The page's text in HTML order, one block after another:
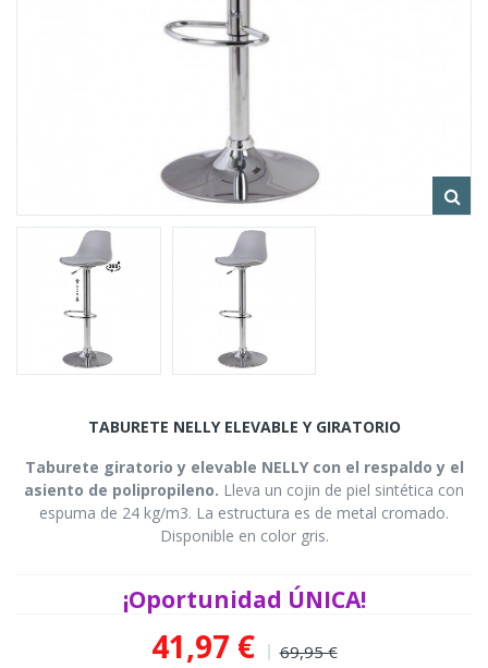
TABURETE NELLY ELEVABLE Y GIRATORIO
Taburete giratorio y elevable NELLY con el respaldo y el
asiento de polipropileno. Lleva un cojin de piel sintética con
espuma de 24 kg/m3. L a estructura es de metal cromado.
Disponible en color gris.
¡Oportunidad ÚNICA!
41,97 € 69,95 €